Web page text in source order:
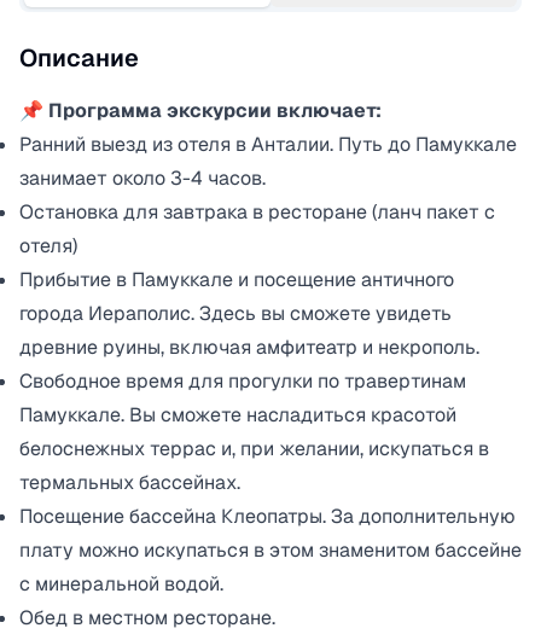
Описание
📌 Программа экскурсии включает:
Ранний выезд из отеля в Анталии. Путь до Памуккале
занимает около 3-4 часов.
Остановка для завтрака в ресторане (ланч пакет с
отеля)
Прибытие в Памуккале и посещение античного
города Иераполис. Здесь вы сможете увидеть
древние руины, включая амфитеатр и некрополь.
Свободное время для прогулки по травертинам
Памуккале. Вы сможете насладиться красотой
белоснежных террас и, при желании, искупаться в
термальных бассейнах.
Посещение бассейна Клеопатры. За дополнительную
плату можно искупаться в этом знаменитом бассейне
с минеральной водой.
Обед в местном ресторане.